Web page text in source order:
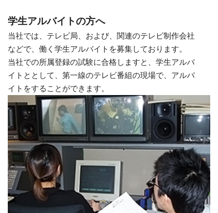
学生アルバイトの方へ
当社では、テレビ局、および、関連のテレビ制作会社
などで、働く学生アルバイトを募集しております。
当社での所属登録の試験に合格しますと、学生アルバ
イトととして、第一線のテレビ番組の現場で、アルバ
イトをすることができます。